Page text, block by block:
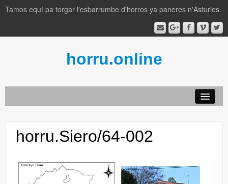
Tamos equí pa torgar l'esbarrumbe d'horros ya paneres n'Asturies.
horru.online
por conceyos
lliteratura
horru.Siero/64-002